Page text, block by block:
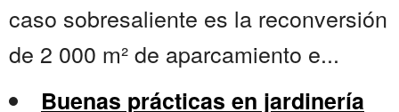
caso sobresaliente es la reconversión
de 2 000 m² de aparcamiento e...
Buenas prácticas en jardinería